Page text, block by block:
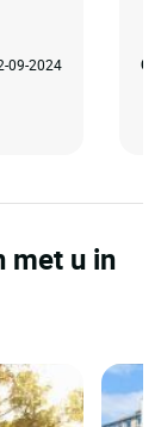
09-2024
met u in